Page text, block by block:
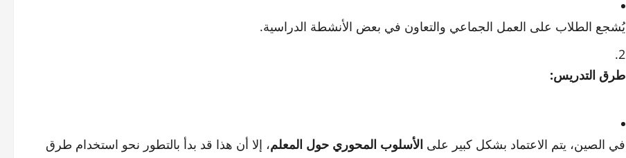
يُشجع الطلاب على العمل الجماعي والتعاون في بعض الأنشطة الدراسية.
طرق التدريس:
في الصين، يتم الاعتماد بشكل كبير على الأسلوب المحوري حول المعلم، إلا أن هذا قد بدأ بالتطور نحو استخدام طرق